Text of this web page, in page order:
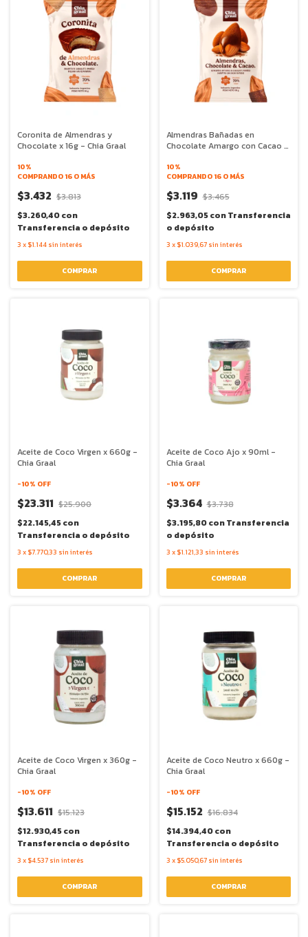
Coronita de Almendras y
Chocolate x 16g - Chia Graal
10%
COMPRANDO 16 O MÁS
$3.432 $3.813
$3.260,40con
Transferencia o depósito
3 x $1.144 sin interés
Almendras Bañadas en
Chocolate Amargo con Cacao x
10%
COMPRANDO 16 O MÁS
$3.119 $3.465
$2.963,05conTransferencia
o depósito
3 x $1.039,67 sin interés
Aceite de Coco Virgen x 660g -
Chia Graal
-10% OFF
$23.311 $25.900
$22.145,45con
Transferencia o depósito
3 x $7.770,33 sin interés
Aceite de Coco Ajo x 90ml -
Chia Graal
-10% OFF
$3.364 $3.738
$3.195,80conTransferencia
o depósito
3 x $1.121,33 sin interés
Aceite de Coco Virgen x 360g -
Chia Graal
-10% OFF
$13.611 $15.123
$12.930,45con
Transferencia o depósito
3 x $4.537 sin interés
Aceite de Coco Neutro x 660g -
Chia Graal
-10% OFF
$15.152 $16.834
$14.394,40con
Transferencia o depósito
3 x $5.050,67 sin interés